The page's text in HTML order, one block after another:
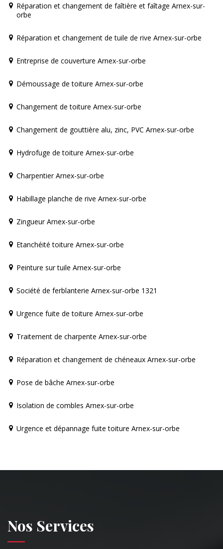
Réparation et changement de faîtière et faîtage Arnex-sur-
orbe
Réparation et changement de tuile de rive Arnex-sur-orbe
Entreprise de couverture Arnex-sur-orbe
Démoussage de toiture Arnex-sur-orbe
Changement de toiture Arnex-sur-orbe
Changement de gouttière alu, zinc, PVC Arnex-sur-orbe
Hydrofuge de toiture Arnex-sur-orbe
Charpentier Arnex-sur-orbe
Habillage planche de rive Arnex-sur-orbe
Zingueur Arnex-sur-orbe
Etanchéité toiture Arnex-sur-orbe
Peinture sur tuile Arnex-sur-orbe
Société de ferblanterie Arnex-sur-orbe 1321
Urgence fuite de toiture Arnex-sur-orbe
Traitement de charpente Arnex-sur-orbe
Réparation et changement de chéneaux Arnex-sur-orbe
Pose de bâche Arnex-sur-orbe
Isolation de combles Arnex-sur-orbe
Urgence et dépannage fuite toiture Arnex-sur-orbe
Nos Services